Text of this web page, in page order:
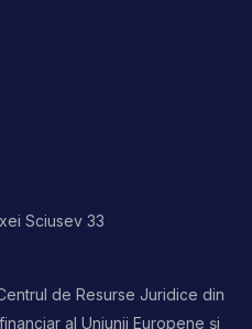
Sciusev 33
de Resurse Juridice din
al Uniunii Europene și